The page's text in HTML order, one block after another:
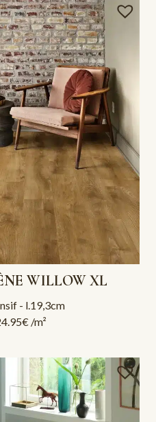
WILLOW XL
- l.19,3cm
€ /m²